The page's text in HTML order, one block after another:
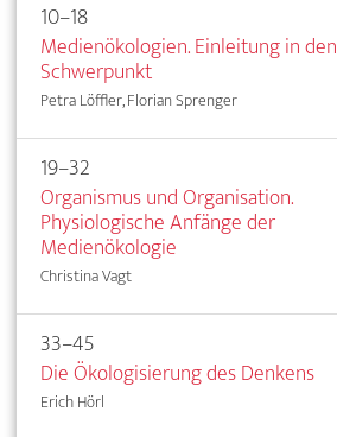
10–18
Medienökologien. Einleitung in den
Schwerpunkt
Petra Löffler, Florian Sprenger
19–32
Organismus und Organisation.
Physiologische Anfänge der
Medienökologie
Christina Vagt
33–45
Die Ökologisierung des Denkens
Erich Hörl